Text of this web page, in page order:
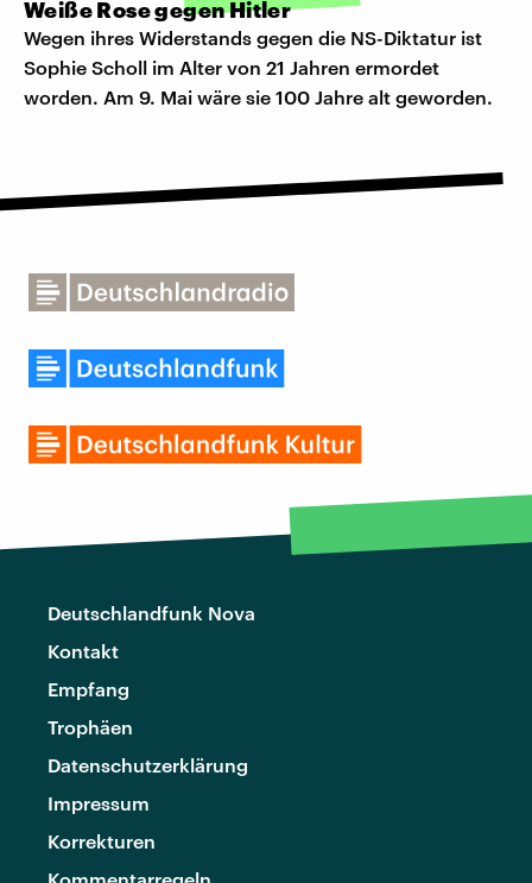
Weiße Rose gegen Hitler
Wegen ihres Widerstands gegen die NS-Diktatur ist
Sophie Scholl im Alter von 21 Jahren ermordet
worden. Am 9. Mai wäre sie 100 Jahre alt geworden.
Deutschlandfunk Nova
Kontakt
Empfang
Trophäen
Datenschutzerklärung
Impressum
Korrekturen